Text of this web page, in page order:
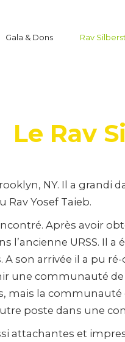
Gala & Dons Rav
Le Rav
NY. Il a grandi
Rav Yosef Taieb.
Après avoir
l’ancienne URSS.
A son arrivée il a pu
une communauté de
mais la communauté
poste dans une
attachantes et